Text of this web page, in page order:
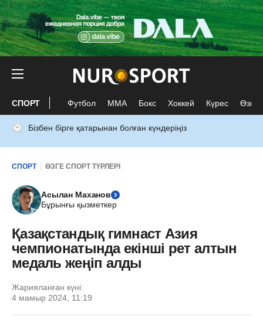
СПОРТ Футбол ММА Бокс Хоккей Күрес Өзге
Бізбен бірге қатарынан болған күндеріңіз
СПОРТ ӨЗГЕ СПОРТ ТҮРЛЕРІ
Асылан Маханов
Бұрынғы қызметкер
Қазақстандық гимнаст Азия
чемпионатында екінші рет алтын
медаль жеңіп алды
Жарияланған күні:
4 мамыр 2024, 11:19